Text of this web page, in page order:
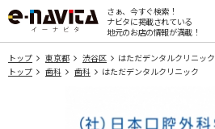
さぁ、今すぐ検索！
ナビタに掲載されている
地元のお店の情報が満載！
トップ 東京都 渋谷区
はただデンタルクリニック
トップ
歯科 歯科 はただデンタルクリニック